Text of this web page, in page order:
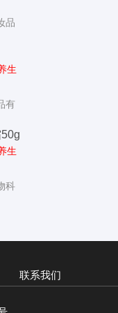
品
生
有
生
科
联系我们